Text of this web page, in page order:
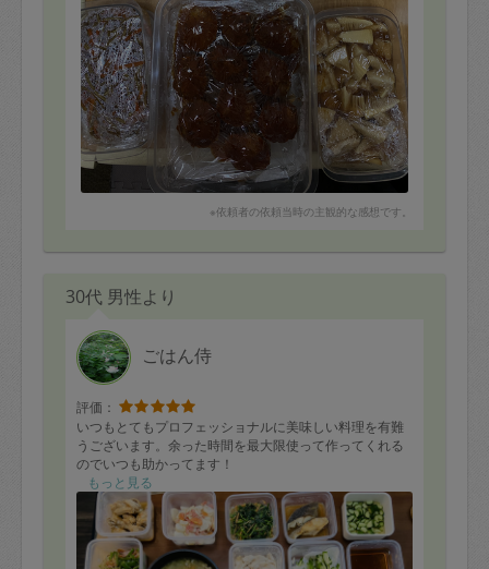
※依頼者の依頼当時の主観的な感想です。
30代 男性より
ごはん侍
評価：
いつもとてもプロフェッショナルに美味しい料理を有難
うございます。余った時間を最大限使って作ってくれる
のでいつも助かってます！
もっと見る